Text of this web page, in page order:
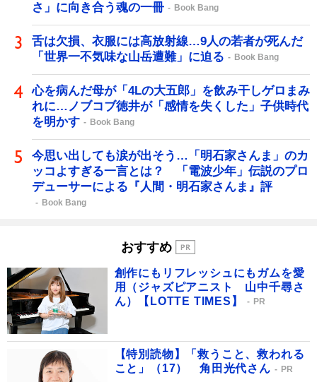
さ」に向き合う魂の一冊
Book Bang
舌は欠損、衣服には高放射線…9人の若者が死んだ
「世界一不気味な山岳遭難」に迫る
Book Bang
心を病んだ母が「4Lの大五郎」を飲み干しゲロまみ
れに…ノブコブ徳井が「感情を失くした」子供時代
を明かす
Book Bang
今思い出しても涙が出そう…「明石家さんま」のカ
ッコよすぎる一言とは？ 「電波少年」伝説のプロ
デューサーによる『人間・明石家さんま』評
Book Bang
おすすめ
創作にもリフレッシュにもガムを愛
用（ジャズピアニスト 山中千尋さ
ん）【LOTTE TIMES】
PR
【特別読物】「救うこと、救われる
こと」（17） 角田光代さん
PR